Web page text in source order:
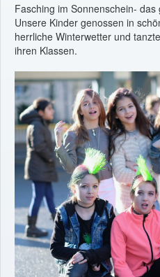
Fasching im Sonnenschein-
Unsere Kinder genossen in
herrliche Winterwetter und
ihren Klassen.